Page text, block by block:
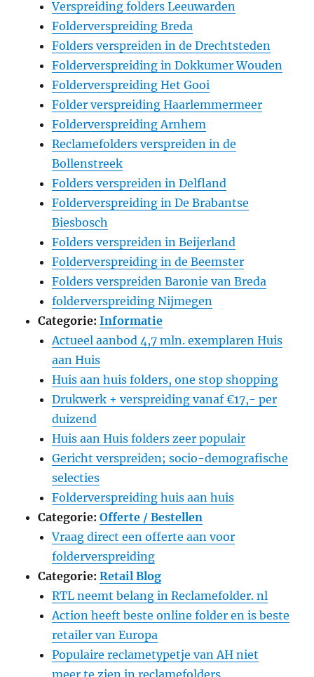
Verspreiding folders Leeuwarden
Folderverspreiding Breda
Folders verspreiden in de Drechtsteden
Folderverspreiding in Dokkumer Wouden
Folderverspreiding Het Gooi
Folder verspreiding Haarlemmermeer
Folderverspreiding Arnhem
Reclamefolders verspreiden in de
Bollenstreek
Folders verspreiden in Delfland
Folderverspreiding in De Brabantse
Biesbosch
Folders verspreiden in Beijerland
Folderverspreiding in de Beemster
Folders verspreiden Baronie van Breda
folderverspreiding Nijmegen
Categorie:Informatie
Actueel aanbod 4,7 mln. exemplaren Huis
aan Huis
Huis aan huis folders, one stop shopping
Drukwerk + verspreiding vanaf €17,- per
duizend
Huis aan Huis folders zeer populair
Gericht verspreiden; socio-demografische
selecties
Folderverspreiding huis aan huis
Categorie:Offerte / Bestellen
Vraag direct een offerte aan voor
folderverspreiding
Categorie:Retail Blog
RTL neemt belang in Reclamefolder. nl
Action heeft beste online folder en is beste
retailer van Europa
Populaire reclametypetje van AH niet
meer te zien in reclamefolders